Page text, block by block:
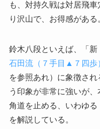
も、対持久戦は対居飛
り沢山で、お得感がある
鈴木八段といえば、「
石田流（７手目▲７四歩
を参照あれ）に象徴さ
う印象が非常に強いが
角道を止める、いわゆ
を解説している。